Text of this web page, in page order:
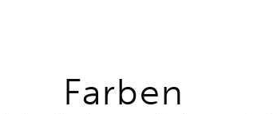
Farben